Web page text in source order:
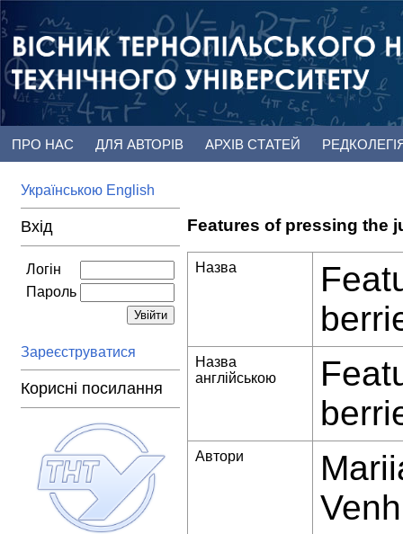
ПРО НАС ДЛЯ АВТОРІВ АРХІВ СТАТЕЙ
Українською English
Вхід
Логін
Пароль
Зареєструватися
Корисні посилання
Features of pressing the
Назва
Назва
англійською
Автори